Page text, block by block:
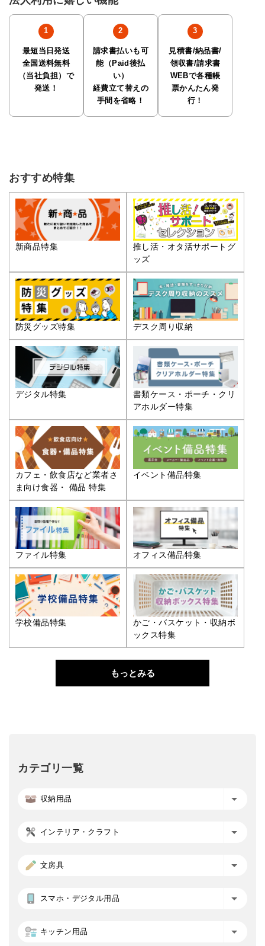
最短当日発送
全国送料無料
（当社負担）で
発送！
請求書払いも可
能（Paid後払
い）
経費立て替えの
手間を省略！
見積書/納品書/
領収書/請求書
WEBで各種帳
票かんたん発
行！
おすすめ特集
新商品特集
推し活・オタ活サポートグ
ッズ
防災グッズ特集 デスク周り収納
デジタル特集
書類ケース・ポーチ・クリ
アホルダー特集
カフェ・飲食店など業者さ
ま向け食器・ 備品 特集
イベント備品特集
ファイル特集 オフィス備品特集
学校備品特集
かご・バスケット・収納ボ
ックス特集
もっとみる
カテゴリ一覧
収納用品
インテリア・クラフト
文房具
スマホ・デジタル用品
キッチン用品